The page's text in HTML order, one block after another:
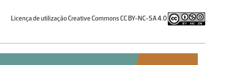
Licença de utilização Creative Commons CC BY-NC-SA 4.0